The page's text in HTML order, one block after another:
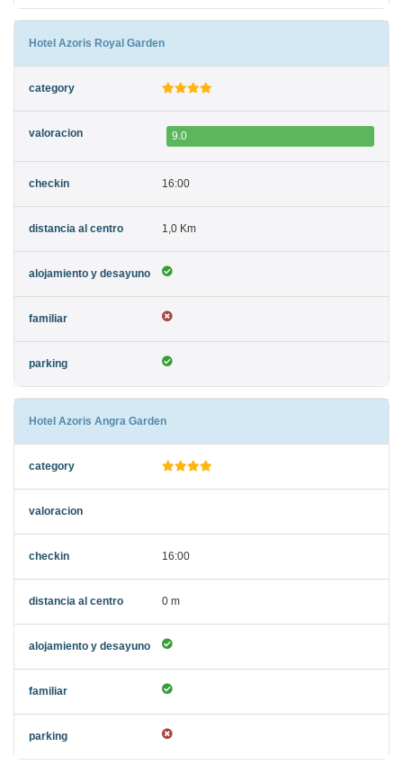
Hotel Azoris Royal Garden
9.0
16:00
1,0 Km
Hotel Azoris Angra Garden
16:00
0 m